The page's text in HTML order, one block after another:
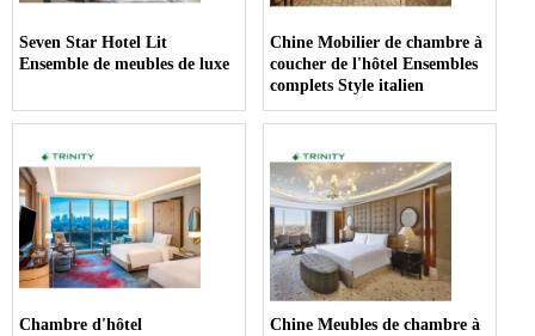
Seven Star Hotel Lit
Ensemble de meubles de luxe
Chine Mobilier de chambre à
coucher de l'hôtel Ensembles
complets Style italien
Chambre d'hôtel
Chine Meubles de chambre à